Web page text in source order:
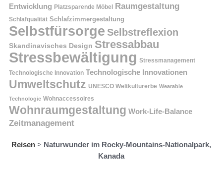
Entwicklung Platzsparende Möbel Raumgestaltung
Schlafqualität Schlafzimmergestaltung
Selbstfürsorge Selbstreflexion
Skandinavisches Design Stressabbau
Stressbewältigung Stressmanagement
Technologische Innovation Technologische Innovationen
Umweltschutz UNESCO Weltkulturerbe Wearable
Technologie Wohnaccessoires
Wohnraumgestaltung Work-Life-Balance
Zeitmanagement
Reisen> Naturwunder im Rocky-Mountains-Nationalpark,
Kanada